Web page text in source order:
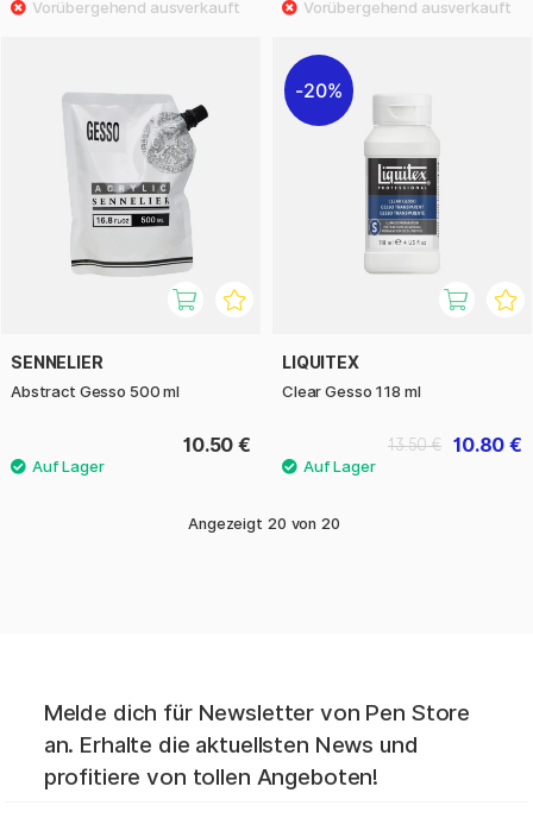
SENNELIER
Abstract Gesso 500 ml
10.50 €
20%
LIQUITEX
Clear Gesso 118 ml
10.80 €
13.50 €
Angezeigt 20 von 20
Melde dich für Newsletter von Pen Store
an. Erhalte die aktuellsten News und
profitiere von tollen Angeboten!